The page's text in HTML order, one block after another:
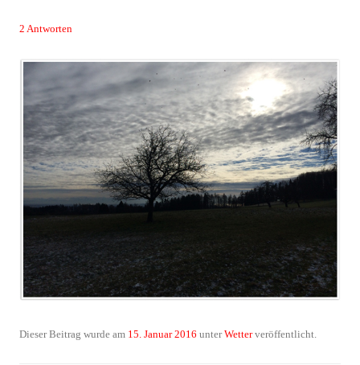
2 Antworten
Dieser Beitrag wurde am 15. Januar 2016 unterWetterveröffentlicht.